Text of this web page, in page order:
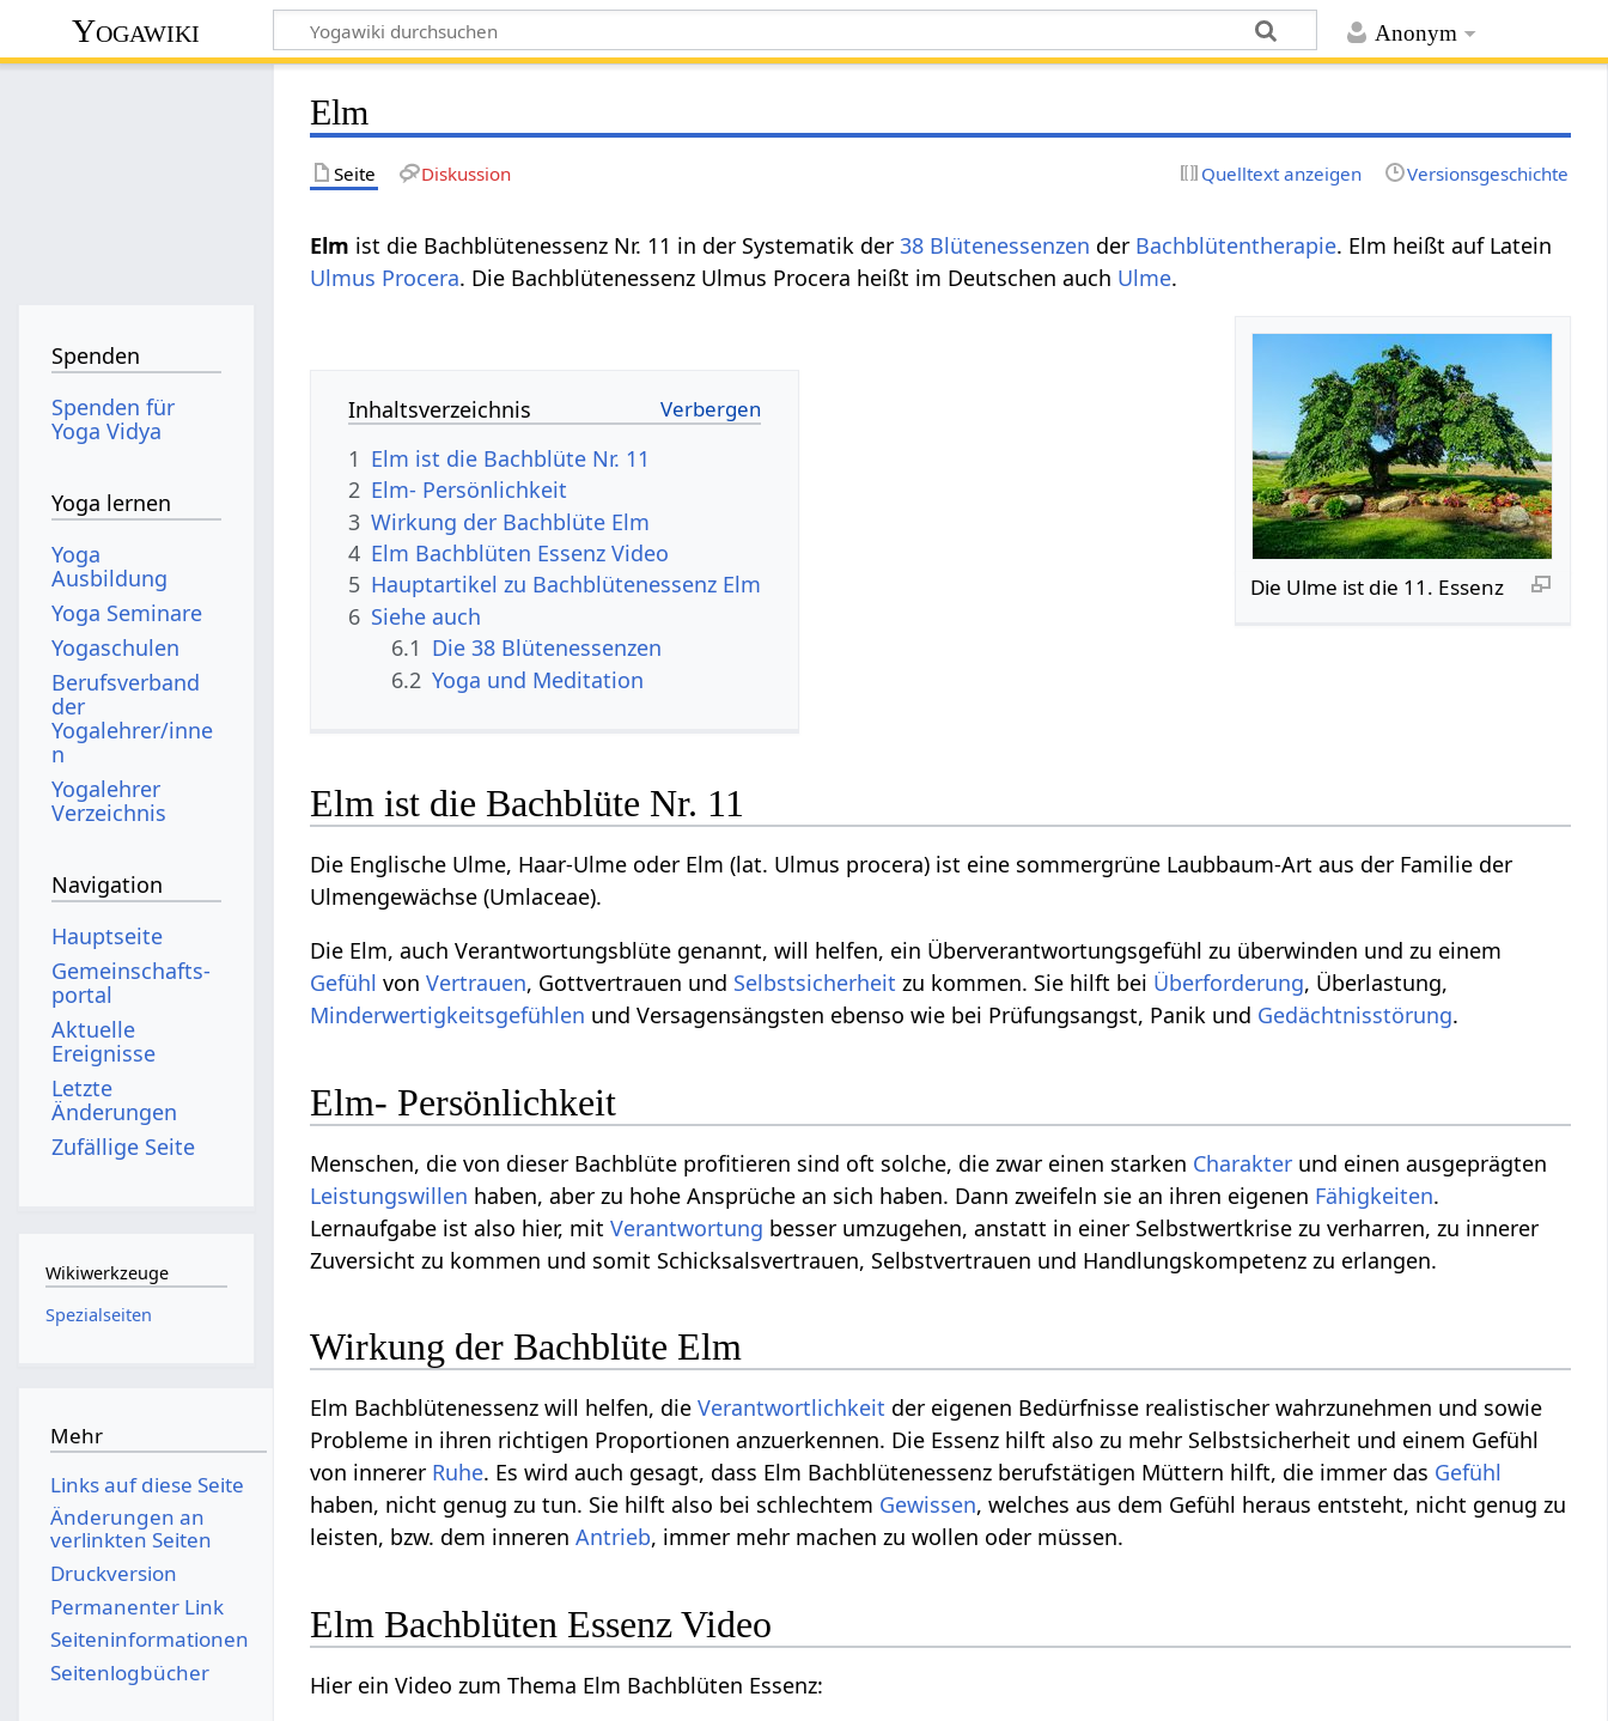
Anonym
Yogawiki
Elm
Seite Diskussion Quelltext anzeigen Versionsgeschichte
Elm ist die Bachblütenessenz Nr. 11 in der Systematik der38 Blütenessenzen der Bachblütentherapie. Elm heißt auf Latein
Ulmus Procera. Die Bachblütenessenz Ulmus Procera heißt im Deutschen auch Ulme.
Die Ulme ist die 11. Essenz
Inhaltsverzeichnis
1 Elm ist die Bachblüte Nr. 11
2 Elm- Persönlichkeit
3 Wirkung der Bachblüte Elm
4 Elm Bachblüten Essenz Video
5 Hauptartikel zu Bachblütenessenz Elm
6 Siehe auch
6.1 Die 38 Blütenessenzen
6.2 Yoga und Meditation
Elm ist die Bachblüte Nr. 11
Die Englische Ulme, Haar-Ulme oder Elm (lat. Ulmus procera) ist eine sommergrüne Laubbaum-Art aus der Familie der
Ulmengewächse (Umlaceae).
Die Elm, auch Verantwortungsblüte genannt, will helfen, ein Überverantwortungsgefühl zu überwinden und zu einem
Gefühl vonVertrauen, Gottvertrauen und Selbstsicherheit zu kommen. Sie hilft bei Überforderung, Überlastung,
Minderwertigkeitsgefühlen und Versagensängsten ebenso wie bei Prüfungsangst, Panik und Gedächtnisstörung.
Elm- Persönlichkeit
Menschen, die von dieser Bachblüte profitieren sind oft solche, die zwar einen starken Charakter und einen ausgeprägten
Leistungswillen haben, aber zu hohe Ansprüche an sich haben. Dann zweifeln sie an ihren eigenen Fähigkeiten.
Lernaufgabe ist also hier, mitVerantwortung besser umzugehen, anstatt in einer Selbstwertkrise zu verharren, zu innerer
Zuversicht zu kommen und somit Schicksalsvertrauen, Selbstvertrauen und Handlungskompetenz zu erlangen.
Wirkung der Bachblüte Elm
Elm Bachblütenessenz will helfen, dieVerantwortlichkeit der eigenen Bedürfnisse realistischer wahrzunehmen und sowie
Probleme in ihren richtigen Proportionen anzuerkennen. Die Essenz hilft also zu mehr Selbstsicherheit und einem Gefühl
von innerer Ruhe. Es wird auch gesagt, dass Elm Bachblütenessenz berufstätigen Müttern hilft, die immer das Gefühl
haben, nicht genug zu tun. Sie hilft also bei schlechtem Gewissen, welches aus dem Gefühl heraus entsteht, nicht genug zu
leisten, bzw. dem innerenAntrieb, immer mehr machen zu wollen oder müssen.
Elm Bachblüten Essenz Video
Hier ein Video zum Thema Elm Bachblüten Essenz:
Spenden
Spenden für
Yoga Vidya
Yoga lernen
Yoga
Ausbildung
Yoga Seminare
Yogaschulen
Berufsverband
der
Yogalehrer/inne
n
Yogalehrer
Verzeichnis
Navigation
Hauptseite
Gemeinschafts­
portal
Aktuelle
Ereignisse
Letzte
Änderungen
Zufällige Seite
Wikiwerkzeuge
Spezialseiten
Mehr
Links auf diese Seite
Änderungen an
verlinkten Seiten
Druckversion
Permanenter Link
Seiten­­informationen
Seitenlogbücher